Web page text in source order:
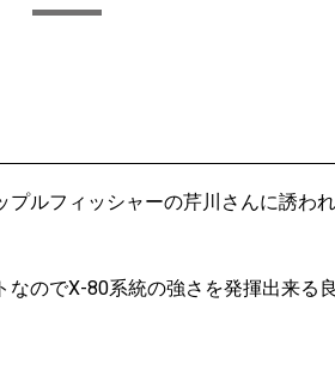
ルフィッシャーの芹川さんに誘わ
のでX-80系統の強さを発揮出来る